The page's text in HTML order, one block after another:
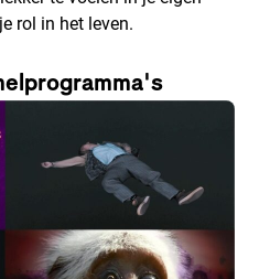
rol in het leven.